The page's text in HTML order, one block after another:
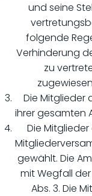
und seine
folgende
Verhinderung
zu
Die Mitglieder
ihrer gesamten
Die
gewählt. Die
mit Wegfall
Abs. 3. Die